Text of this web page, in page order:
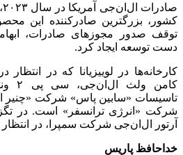
کشور، بزرگترین صادرکننده این
توقف صدور مجوزهای صادرات،
دست توسعه ایجاد کرد.
کارخانه‌ها در لوییزیانا که در
کامن
تاسیسات «سابین پاس» شرکت «چنیر
شرکت «انرژی ترانسفر» است. در
آرتور ال‌ان‌جی شرکت سمپرا، در
خداحافظ پاریس